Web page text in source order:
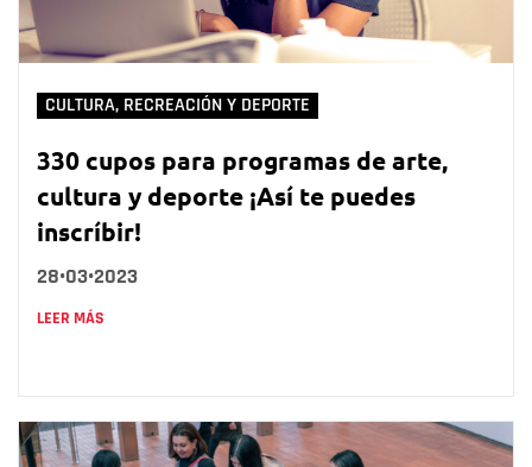
CULTURA, RECREACIÓN Y DEPORTE
330 cupos para programas de arte,
cultura y deporte ¡Así te puedes
inscríbir!
28•03•2023
LEER MÁS